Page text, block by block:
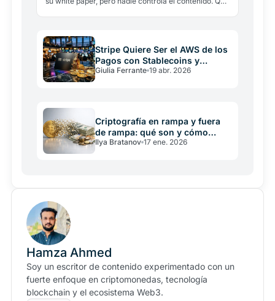
Stripe Quiere Ser el AWS de los
Pagos con Stablecoins y
Blockchain
Giulia Ferrante 19 abr. 2026
Criptografía en rampa y fuera
de rampa: qué son y cómo
funcionan
Ilya Bratanov 17 ene. 2026
Hamza Ahmed
Soy un escritor de contenido experimentado con un
fuerte enfoque en criptomonedas, tecnología
blockchain y el ecosistema Web3.